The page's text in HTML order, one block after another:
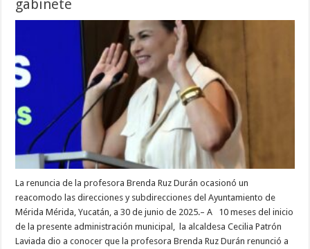
gabinete
La renuncia de la profesora Brenda Ruz Durán ocasionó un
reacomodo las direcciones y subdirecciones del Ayuntamiento de
Mérida Mérida, Yucatán, a 30 de junio de 2025.– A 10 meses del inicio
de la presente administración municipal, la alcaldesa Cecilia Patrón
Laviada dio a conocer que la profesora Brenda Ruz Durán renunció a